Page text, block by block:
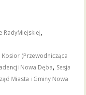
RadyMiejskiej,
Kosior (Przewodnicząca
Nowa Dęba, Sesja
Miasta i Gminy Nowa